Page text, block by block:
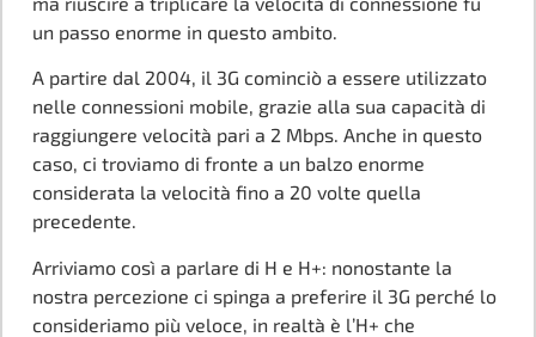
un passo enorme in questo ambito.
A partire dal 2004, il 3G cominciò a essere utilizzato
nelle connessioni mobile, grazie alla sua capacità di
raggiungere velocità pari a 2 Mbps. Anche in questo
caso, ci troviamo di fronte a un balzo enorme
considerata la velocità fino a 20 volte quella
precedente.
Arriviamo così a parlare di H e H+: nonostante la
nostra percezione ci spinga a preferire il 3G perché lo
consideriamo più veloce, in realtà è l’H+ che